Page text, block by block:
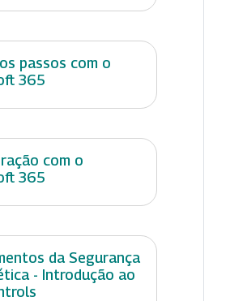
passos com o
365
com o
365
da Segurança
- Introdução ao